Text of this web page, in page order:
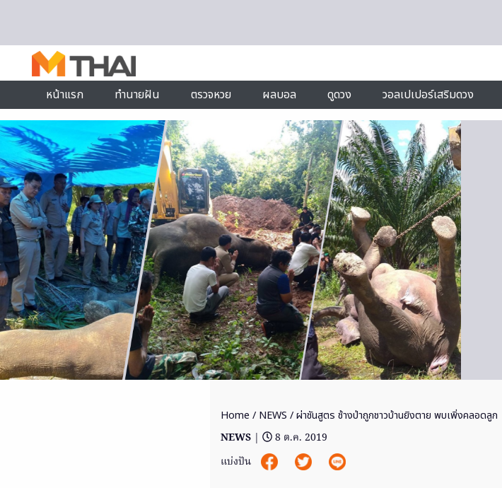
หน้าแรก
ทำนายฝัน ตรวจหวย ผลบอล ดูดวง วอลเปเปอร์เสริมดวง
Home / NEWS / ผ่าชันสูตร ช้างป่าถูกชาวบ้านยิงตาย พบเพิ่งคลอดลูก
NEWS |
8 ต.ค. 2019
แบ่งปัน